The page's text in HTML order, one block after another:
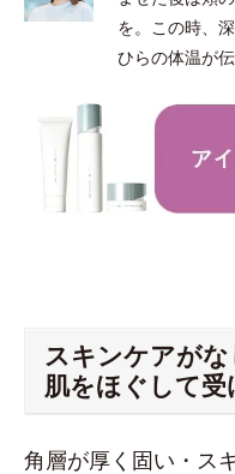
を。この時、
ひらの体温が
スキンケアが
肌をほぐして受
角層が厚く固い・ス